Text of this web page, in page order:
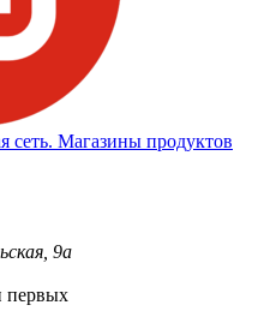
Магазины продуктов
9а
первых